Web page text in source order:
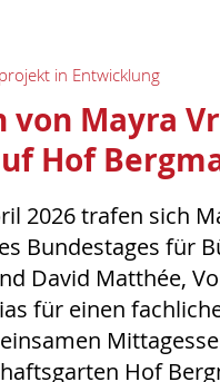
in Entwicklung
von Mayra
Hof
2026 trafen sich
Bundestages für
David Matthée,
für einen
Hof